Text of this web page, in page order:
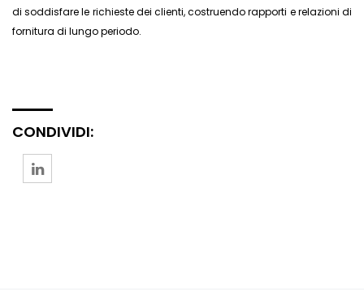
di soddisfare le richieste dei clienti, costruendo rapporti e relazioni di
fornitura di lungo periodo.
CONDIVIDI: